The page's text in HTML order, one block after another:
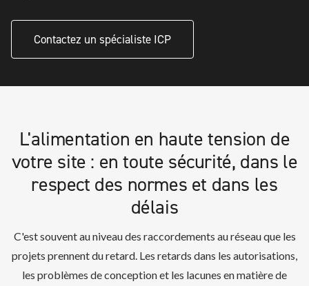
Contactez un spécialiste ICP
L'alimentation en haute tension de
votre site : en toute sécurité, dans le
respect des normes et dans les
délais
C'est souvent au niveau des raccordements au réseau que les
projets prennent du retard. Les retards dans les autorisations,
les problèmes de conception et les lacunes en matière de